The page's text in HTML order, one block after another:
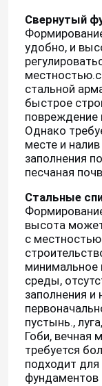
Свернутый
удобно, и
стальной
быстрое
повреждение
Однако
месте и
заполнения
песчаная
Стальные
высота
с
среды,
заполнения
пустынь.,
Гоби, вечная
требуется
подходит
фундаментов